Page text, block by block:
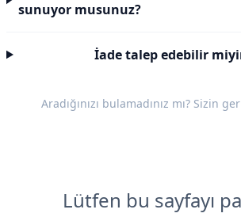
sunuyor musunuz?
İade talep edebilir
Aradığınızı bulamadınız mı? Sizin
Lütfen bu sayfayı